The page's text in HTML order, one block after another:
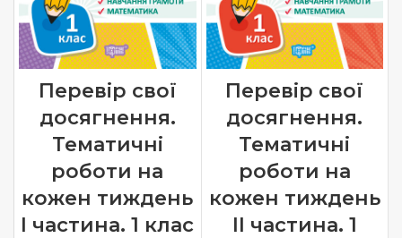
Перевір свої
досягнення.
Тематичні
роботи на
кожен тиждень
І частина. 1 клас
Перевір свої
досягнення.
Тематичні
роботи на
кожен тиждень
ІІ частина. 1